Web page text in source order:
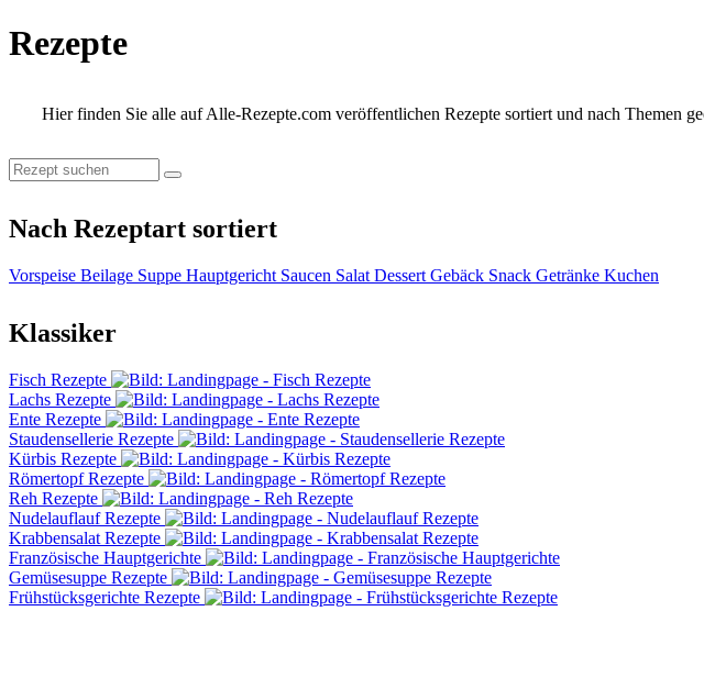
Rezepte
Hier finden Sie alle auf Alle-Rezepte.com veröffentlichen Rezepte sortiert und nach Themen
Nach Rezeptart sortiert
Vorspeise Beilage Suppe Hauptgericht Saucen Salat Dessert Gebäck Snack Getränke Kuchen
Klassiker
Fisch Rezepte
Lachs Rezepte
Ente Rezepte
Staudensellerie Rezepte
Kürbis Rezepte
Römertopf Rezepte
Reh Rezepte
Nudelauflauf Rezepte
Krabbensalat Rezepte
Französische Hauptgerichte
Gemüsesuppe Rezepte
Frühstücksgerichte Rezepte